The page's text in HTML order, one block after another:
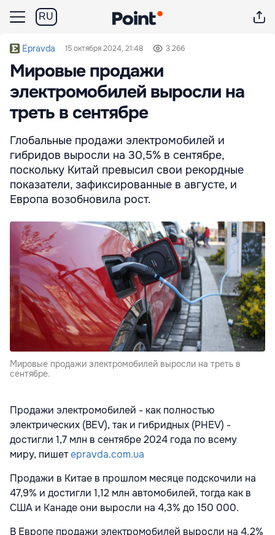
RU
Epravda 15 октября 2024, 21:48 3 266
Мировые продажи
электромобилей выросли на
треть в сентябре
Глобальные продажи электромобилей и
гибридов выросли на 30,5% в сентябре,
поскольку Китай превысил свои рекордные
показатели, зафиксированные в августе, и
Европа возобновила рост.
Мировые продажи электромобилей выросли на треть в
сентябре.
Продажи электромобилей - как полностью
электрических (BEV), так и гибридных (PHEV) -
достигли 1,7 млн в сентябре 2024 года по всему
миру, пишетepravda.com.ua
Продажи в Китае в прошлом месяце подскочили на
47,9% и достигли 1,12 млн автомобилей, тогда как в
США и Канаде они выросли на 4,3% до 150 000.
В Европе продажи электромобилей выросли на 4,2%